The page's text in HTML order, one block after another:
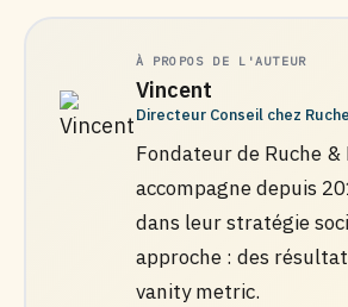
À PROPOS DE L'AUTEUR
Vincent
Directeur Conseil chez
Fondateur de Ruche &
accompagne depuis
dans leur stratégie
approche : des
vanity metric.